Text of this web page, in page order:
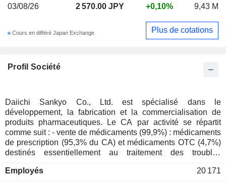
Profil Société
Daiichi Sankyo Co., Ltd. est spécialisé dans le
développement, la fabrication et la commercialisation de
produits pharmaceutiques. Le CA par activité se répartit
comme suit : - vente de médicaments (99,9%) : médicaments
de prescription (95,3% du CA) et médicaments OTC (4,7%)
destinés essentiellement au traitement des troubles
rhumatoïde ; - autres (0,1%) : notamment activités
Employés 20 171
03/08/26
2 570.00 JPY +0,10% 9,43 M
Cours en différé Japan Exchange Plus de cotations